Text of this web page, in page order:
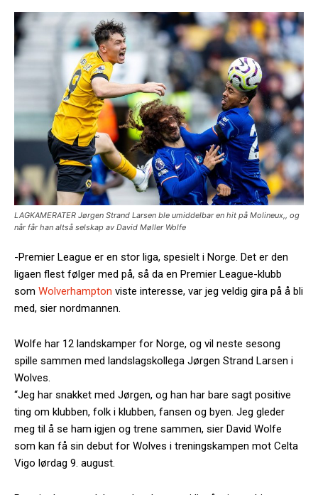
LAGKAMERATER Jørgen Strand Larsen ble umiddelbar en hit på Molineux,, og
når får han altså selskap av David Møller Wolfe
-Premier League er en stor liga, spesielt i Norge. Det er den
ligaen flest følger med på, så da en Premier League-klubb
som Wolverhampton viste interesse, var jeg veldig gira på å bli
med, sier nordmannen.
Wolfe har 12 landskamper for Norge, og vil neste sesong
spille sammen med landslagskollega Jørgen Strand Larsen i
Wolves.
“Jeg har snakket med Jørgen, og han har bare sagt positive
ting om klubben, folk i klubben, fansen og byen. Jeg gleder
meg til å se ham igjen og trene sammen, sier David Wolfe
som kan få sin debut for Wolves i treningskampen mot Celta
Vigo lørdag 9. august.